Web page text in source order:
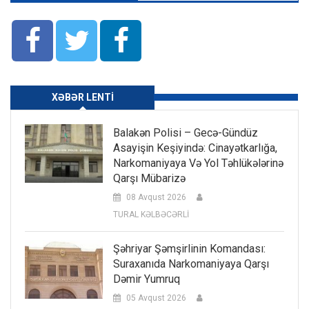
XƏBƏR LENTI
Balakən Polisi – Gecə-Gündüz
Asayişin Keşiyində: Cinayətkarlığa,
Narkomaniyaya Və Yol Təhlükələrinə
Qarşı Mübarizə
08 Avqust 2026
TURAL KƏLBƏCƏRLİ
Şəhriyar Şəmşirlinin Komandası:
Suraxanıda Narkomaniyaya Qarşı
Dəmir Yumruq
05 Avqust 2026